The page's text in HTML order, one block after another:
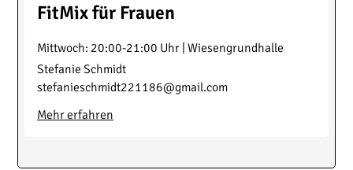
FitMix für Frauen
Mittwoch: 20:00-21:00 Uhr | Wiesengrundhalle
Stefanie Schmidt
stefanieschmidt221186@gmail.com
Mehr erfahren